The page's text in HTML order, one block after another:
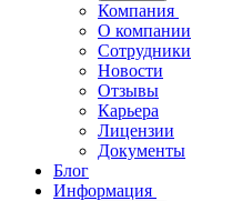
Компания
О компании
Сотрудники
Новости
Отзывы
Карьера
Лицензии
Документы
Блог
Информация